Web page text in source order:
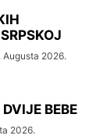
Augusta 2026.
BEBE
2026.